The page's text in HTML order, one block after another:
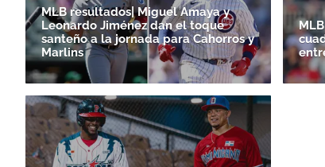
MLB resultados| Miguel Amaya y
Leonardo Jiménez dan el toque
santeño a la jornada para Cahorros y
Marlins